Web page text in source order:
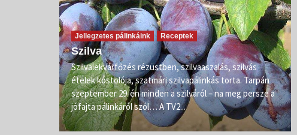
Jellegzetes pálinkáink Receptek
Szilva
Szilvalekvárfőzés rézüstben, szilvaaszalás, szilvás
ételek kóstolója, szatmári szilvapálinkás torta. Tarpán
szeptember 29-én minden a szilváról – na meg persze a
jófajta pálinkáról szól… A TV2...